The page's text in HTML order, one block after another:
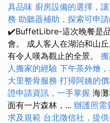
具品味 廚房設備的選擇，
務 助聽器補助，探索可申
✔️BuffetLibre-這次晚餐是
會。 成人客人在湖泊和山
有令人嘆為觀止的全景。
人搬家的經驗 下午茶外燴
大里整骨服務 打掃阿姨的
證申請資訊，一手掌握 海
面有一片森林，... 辦護照需
求及規範 台北徵信社，提